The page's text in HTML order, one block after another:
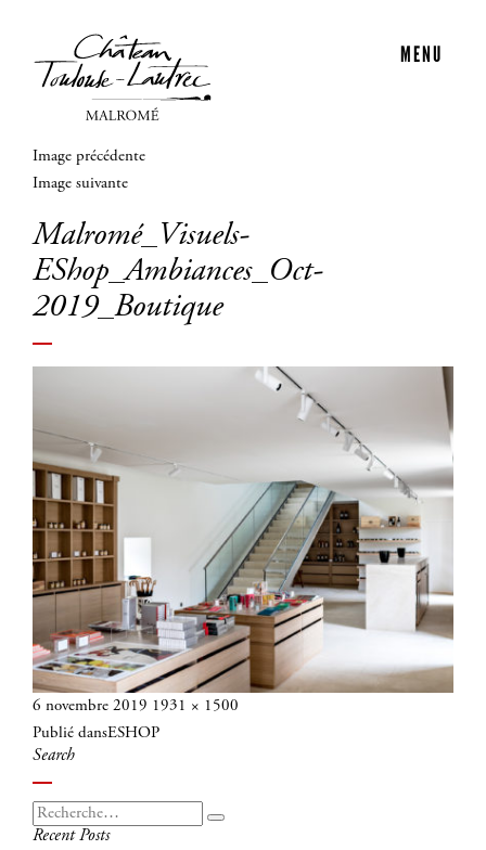
MENU
Image précédente
Image suivante
Malromé_Visuels-
EShop_Ambiances_Oct-
2019_Boutique
Publié
le
6 novembre 2019 Taille
réelle
1931 × 1500
Navigation
de
l’article
Publié dansESHOP
Search
Recherche
pour
Recherche
Recent Posts